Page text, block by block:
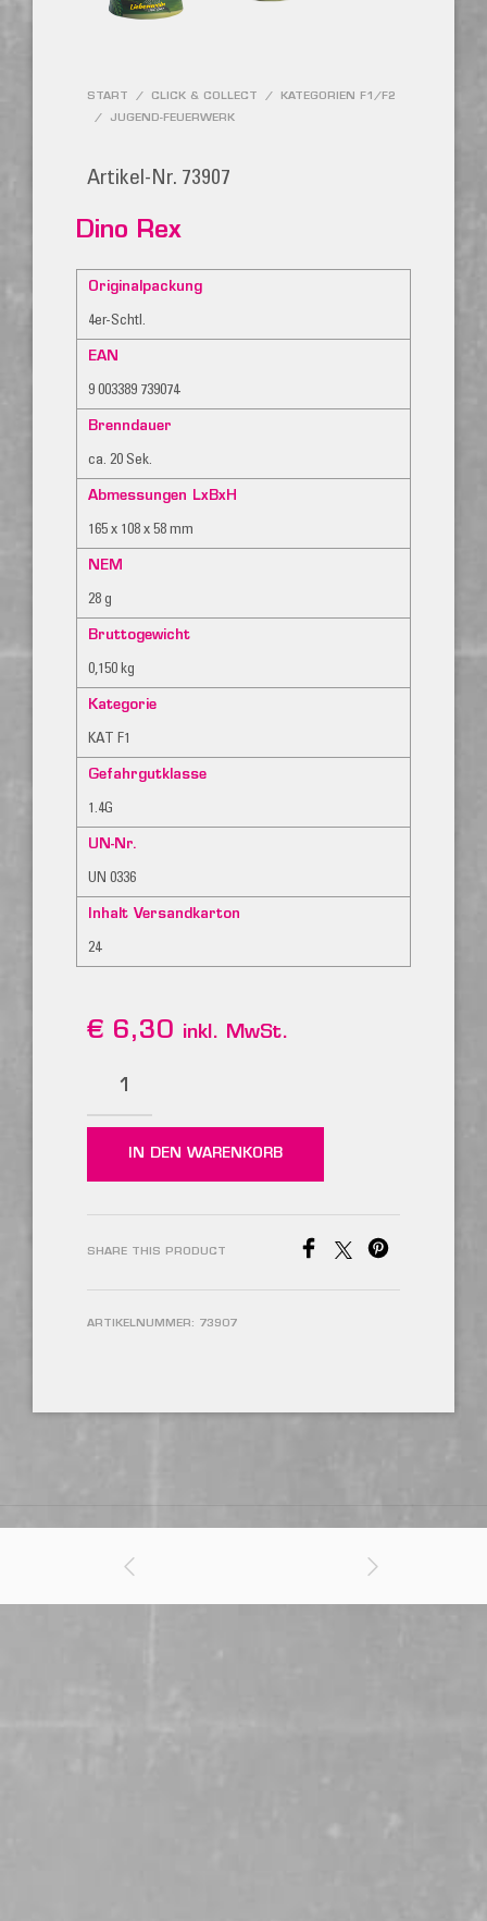
START / CLICK & COLLECT /
KATEGORIEN F1/F2
/
JUGEND-FEUERWERK
Artikel-Nr. 73907
Dino Rex
Originalpackung
4er-Schtl.
EAN
9 003389 739074
Brenndauer
ca. 20 Sek.
Abmessungen LxBxH
165 x 108 x 58 mm
NEM
28 g
Bruttogewicht
0,150 kg
Kategorie
KAT F1
Gefahrgutklasse
1.4G
UN-Nr.
UN 0336
Inhalt Versandkarton
24
€ 6,30 inkl. MwSt.
IN DEN WARENKORB
SHARE THIS PRODUCT
ARTIKELNUMMER: 73907